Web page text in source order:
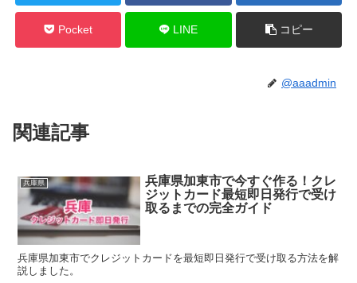
Pocket LINE コピー
@aaadmin
関連記事
兵庫県
兵庫県加東市で今すぐ作る！クレ
ジットカード最短即日発行で受け
取るまでの完全ガイド
兵庫県加東市でクレジットカードを最短即日発行で受け取る方法を解
説しました。